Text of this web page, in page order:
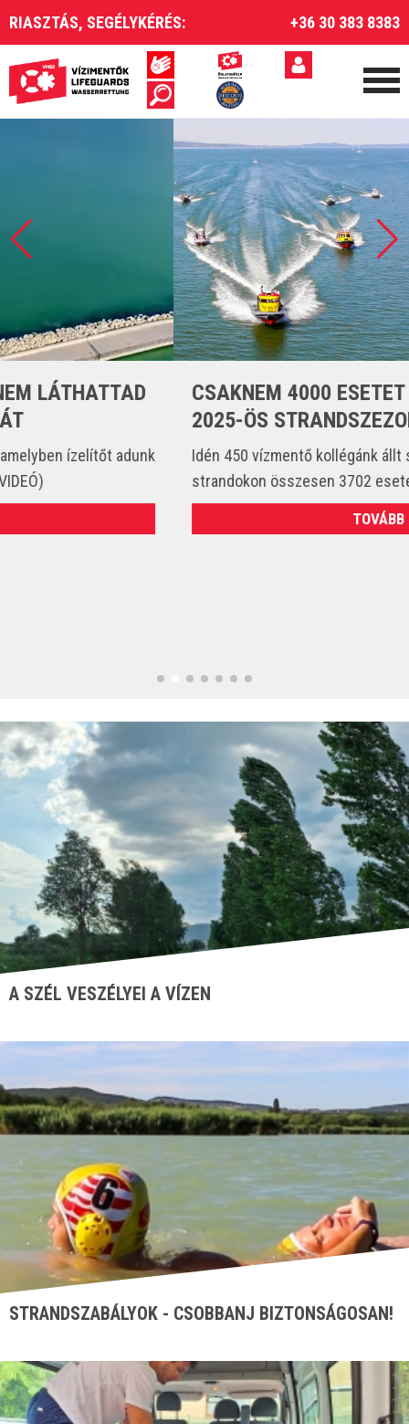
RIASZTÁS, SEGÉLYKÉRÉS: +36 30 383 8383
CSAKNEM 4000 ESETET LÁTTUNK EL A
2025-ÖS STRANDSZEZONBAN
Idén 450 vízmentő kollégánk állt szolgálatba és csak a
strandokon összesen 3702 esetet látott el. (VIDEÓ)
A SZÉL VESZÉLYEI A VÍZEN
STRANDSZABÁLYOK - CSOBBANJ BIZTONSÁGOSAN!